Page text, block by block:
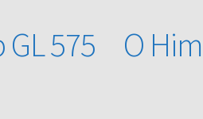
GL 575 O